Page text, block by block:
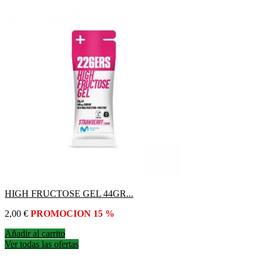
HIGH FRUCTOSE GEL 44GR...
Precio
2,00 € PROMOCION 15 %
Añadir al carrito
Ver todas las ofertas